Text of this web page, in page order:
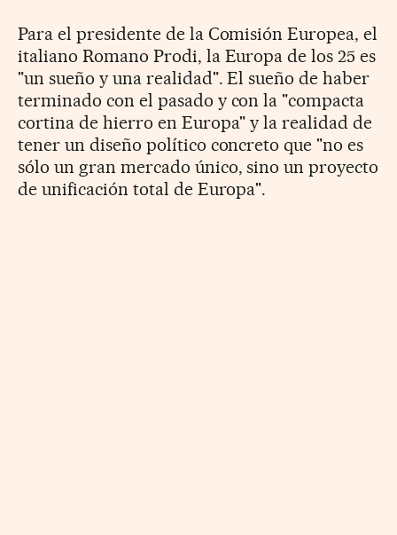
Para el presidente de la Comisión Europea, el
italiano Romano Prodi, la Europa de los 25 es
"un sueño y una realidad". El sueño de haber
terminado con el pasado y con la "compacta
cortina de hierro en Europa" y la realidad de
tener un diseño político concreto que "no es
sólo un gran mercado único, sino un proyecto
de unificación total de Europa".